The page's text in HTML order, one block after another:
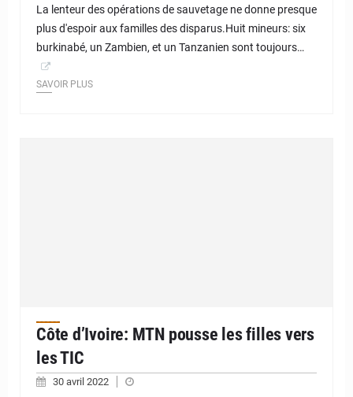
La lenteur des opérations de sauvetage ne donne presque
plus d'espoir aux familles des disparus.Huit mineurs: six
burkinabé, un Zambien, et un Tanzanien sont toujours…
SAVOIR PLUS
Côte d’Ivoire: MTN pousse les filles vers
les TIC
30 avril 2022